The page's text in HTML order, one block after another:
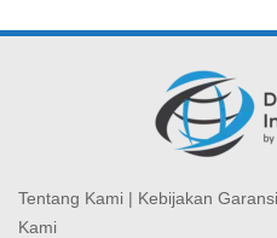
Tentang Kami | Kebijakan Garansi
Kami